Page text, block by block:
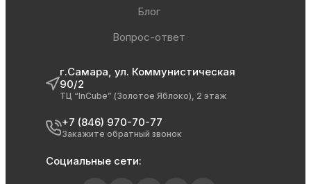
Блог
Вопрос-ответ
г.Самара, ул. Коммунистическая
90/2
ТЦ “InCube” (Золотое Яблоко), 2 этаж
+7 (846) 970-70-77
Закажите обратный звонок
Социальные сети: